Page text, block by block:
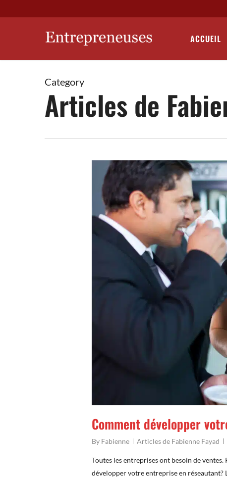
to
ACCUEIL
Category
Articles de
Comment développer
By Fabienne Articles de Fabienne Fayad
Toutes les entreprises ont besoin de
développer votre entreprise en